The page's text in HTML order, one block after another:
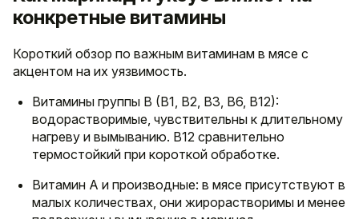
конкретные витамины
Короткий обзор по важным витаминам в мясе с
акцентом на их уязвимость.
Витамины группы B (B1, B2, B3, B6, B12):
водорастворимые, чувствительны к длительному
нагреву и вымыванию. B12 сравнительно
термостойкий при короткой обработке.
Витамин A и производные: в мясе присутствуют в
малых количествах, они жирорастворимы и менее